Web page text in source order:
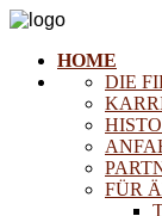
HOME
DIE
FÜR